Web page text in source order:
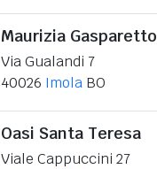
Maurizia Gasparetto
Via Gualandi 7
40026 Imola BO
Oasi Santa Teresa
Viale Cappuccini 27